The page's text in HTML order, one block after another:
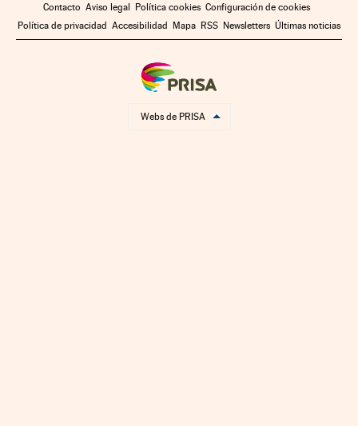
Contacto Aviso legal Política cookies Configuración de cookies
Política de privacidad Accesibilidad Mapa RSS Newsletters Últimas noticias
Webs de PRISA